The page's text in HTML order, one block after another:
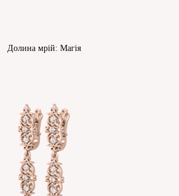
Долина мрій: Магія